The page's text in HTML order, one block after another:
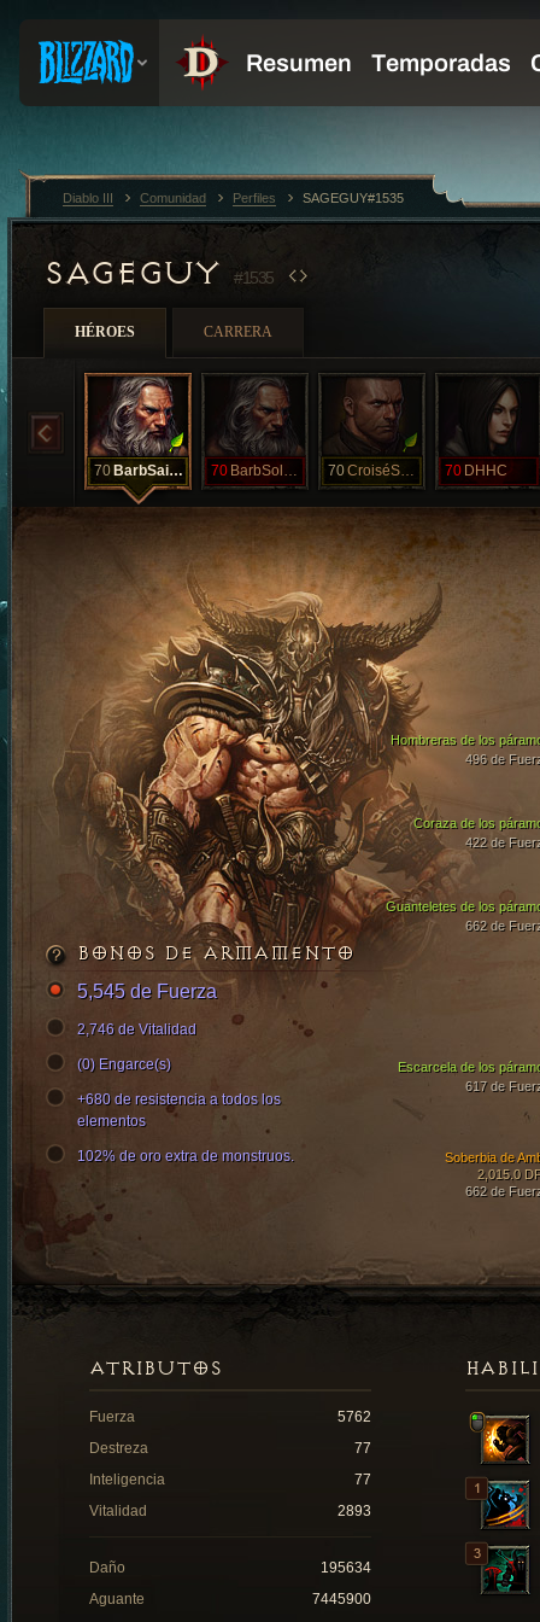
SAGEGUY #1535
HÉROES CARRERA
70 BarbSaison 70 BarbSoloHC 70 CroiséSaison 70 DHHC
Coraza de los
422 de
Guanteletes de los
662 de
Hombreras de los
496 de
Escarcela de los
617 de
Soberbia de
2,015.0
662 de
BONOS DE ARMAMENTO
5,545 de Fuerza
2,746 de Vitalidad
(0) Engarce(s)
+680 de resistencia a todos los
elementos
102% de oro extra de monstruos.
ATRIBUTOS
Fuerza
5762
Destreza
77
Inteligencia
77
Vitalidad
2893
Daño
195634
Aguante
7445900
Diablo III Comunidad Perfiles SAGEGUY#1535